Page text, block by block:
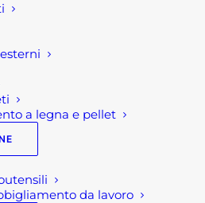
a legna e pellet
da lavoro
casetta